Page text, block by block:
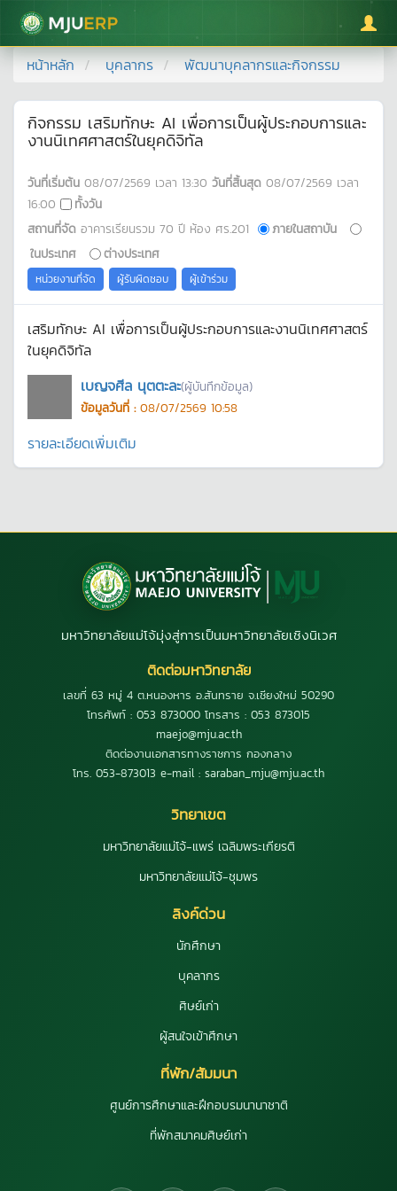
มหาวิทยาลัยแม่โจ้
หน้าหลัก บุคลากร พัฒนาบุคลากรและกิจกรรม
กิจกรรม เสริมทักษะ AI เพื่อการเป็นผู้ประกอบการและ
งานนิเทศศาสตร์ในยุคดิจิทัล
วันที่เริ่มต้น 08/07/2569 เวลา 13:30 วันที่สิ้นสุด 08/07/2569 เวลา
16:00
ทั้งวัน
สถานที่จัด อาคารเรียนรวม 70 ปี ห้อง ศร.201
ภายในสถาบัน
ในประเทศ
ต่างประเทศ
หน่วยงานที่จัด ผู้รับผิดชอบ ผู้เข้าร่วม
เสริมทักษะ AI เพื่อการเป็นผู้ประกอบการและงานนิเทศศาสตร์
ในยุคดิจิทัล
เบญจศีล นุตตะละ(ผู้บันทึกข้อมูล)
ข้อมูลวันที่ : 08/07/2569 10:58
รายละเอียดเพิ่มเติม
มหาวิทยาลัยแม่โจ้มุ่งสู่การเป็นมหาวิทยาลัยเชิงนิเวศ
ติดต่อมหาวิทยาลัย
เลขที่ 63 หมู่ 4 ต.หนองหาร อ.สันทราย จ.เชียงใหม่ 50290
โทรศัพท์ : 053 873000 โทรสาร : 053 873015
maejo@mju.ac.th
ติดต่องานเอกสารทางราชการ กองกลาง
โทร. 053-873013 e-mail : saraban_mju@mju.ac.th
วิทยาเขต
มหาวิทยาลัยแม่โจ้-แพร่ เฉลิมพระเกียรติ
มหาวิทยาลัยแม่โจ้-ชุมพร
ลิงค์ด่วน
นักศึกษา
บุคลากร
ศิษย์เก่า
ผู้สนใจเข้าศึกษา
ที่พัก/สัมมนา
ศูนย์การศึกษาและฝึกอบรมนานาชาติ
ที่พักสมาคมศิษย์เก่า